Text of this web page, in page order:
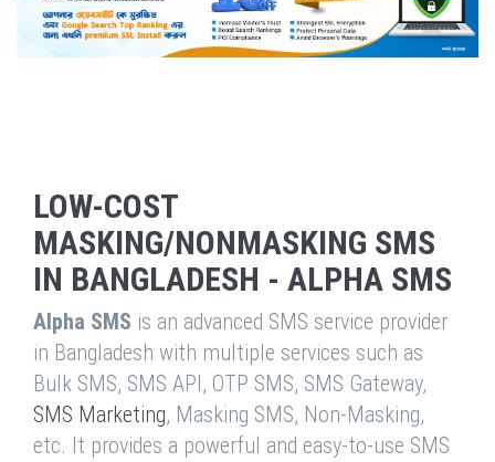
LOW-COST
MASKING/NONMASKING SMS
IN BANGLADESH - ALPHA SMS
Alpha SMS is an advanced SMS service provider
in Bangladesh with multiple services such as
Bulk SMS, SMS API, OTP SMS, SMS Gateway,
SMS Marketing, Masking SMS, Non-Masking,
etc. It provides a powerful and easy-to-use SMS